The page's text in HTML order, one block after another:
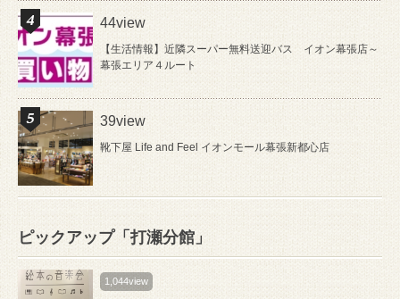
44view
【生活情報】近隣スーパー無料送迎バス イオン幕張店～
幕張エリア４ルート
39view
靴下屋 Life and Feel イオンモール幕張新都心店
ピックアップ「打瀬分館」
1,044view